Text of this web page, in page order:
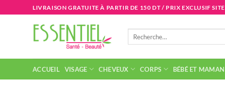
au
LIVRAISON GRATUITE À PARTIR DE 150 DT / PRIX EXCLUSIF SITE
ACCUEIL VISAGE CHEVEUX CORPS BÉBÉ ET MAMAN